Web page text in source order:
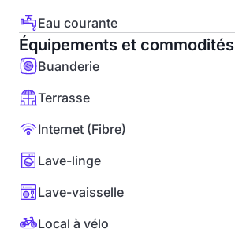
Eau courante
Équipements et commodités
Buanderie
Terrasse
Internet (Fibre)
Lave-linge
Lave-vaisselle
Local à vélo